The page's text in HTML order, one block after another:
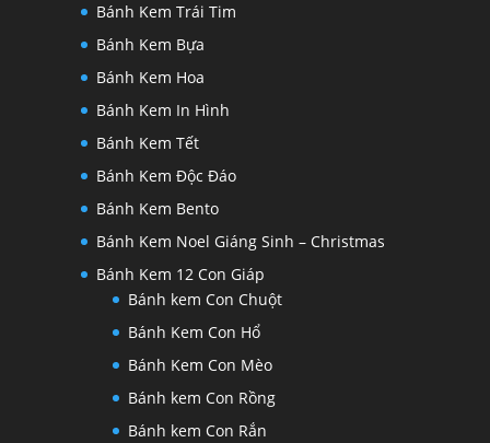
Bánh Kem Trái Tim
Bánh Kem Bựa
Bánh Kem Hoa
Bánh Kem In Hình
Bánh Kem Tết
Bánh Kem Độc Đáo
Bánh Kem Bento
Bánh Kem Noel Giáng Sinh – Christmas
Bánh Kem 12 Con Giáp
Bánh kem Con Chuột
Bánh Kem Con Hổ
Bánh Kem Con Mèo
Bánh kem Con Rồng
Bánh kem Con Rắn